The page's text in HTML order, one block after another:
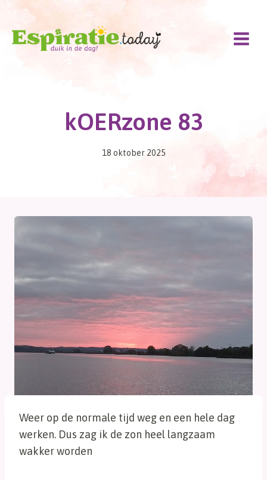
Doorgaan
inhoud
kOERzone 83
18 oktober 2025
Weer op de normale tijd weg en een hele dag
werken. Dus zag ik de zon heel langzaam
wakker worden